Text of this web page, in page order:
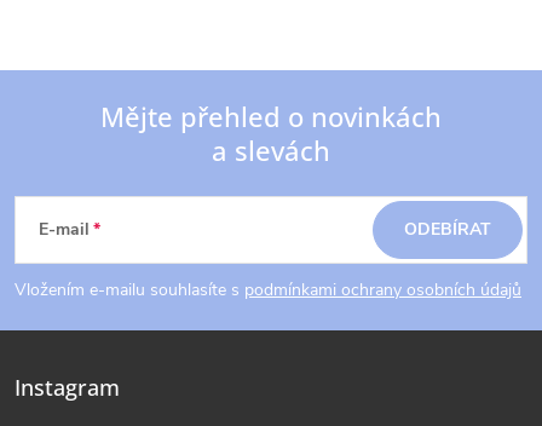
p
Mějte přehled o novinkách
a slevách
E-mail
Vložením e-mailu souhlasíte s podmínkami ochrany osobních údajů
ODEBÍRAT
Instagram